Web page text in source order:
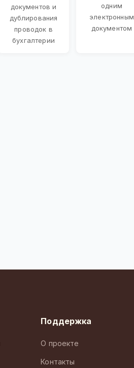
документов и
дублирования
проводок в
бухгалтерии
одним
электронным
документом
Поддержка
О проекте
Контакты